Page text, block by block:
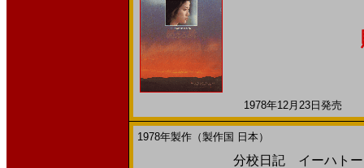
1978年12月23日発売
1978年製作（製作国 日本）
分校日記 イーハトー